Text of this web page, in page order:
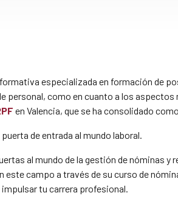
especializada en formación de
personal, como en cuanto a los
en Valencia, que se ha consolidado
de entrada al mundo laboral.
al mundo de la gestión de nóminas y
campo a través de su curso de
tu carrera profesional.